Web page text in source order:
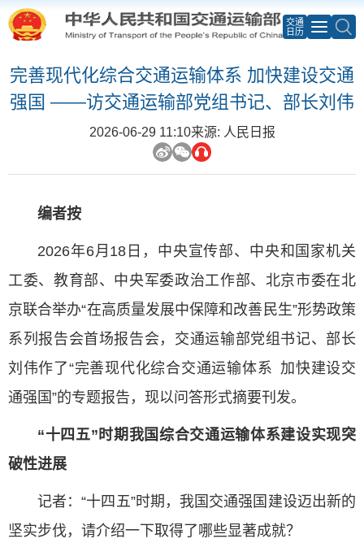
交通
日历
完善现代化综合交通运输体系 加快建设交通
强国 ——访交通运输部党组书记、部长刘伟
2026-06-29 11:10来源: 人民日报
编者按
2026年6月18日，中央宣传部、中央和国家机关
工委、教育部、中央军委政治工作部、北京市委在北
京联合举办“在高质量发展中保障和改善民生”形势政策
系列报告会首场报告会，交通运输部党组书记、部长
刘伟作了“完善现代化综合交通运输体系 加快建设交
通强国”的专题报告，现以问答形式摘要刊发。
“十四五”时期我国综合交通运输体系建设实现突
破性进展
记者：“十四五”时期，我国交通强国建设迈出新的
坚实步伐，请介绍一下取得了哪些显著成就？